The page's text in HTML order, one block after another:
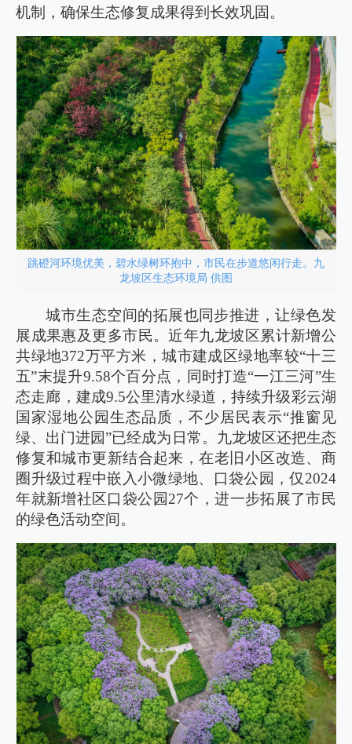
机制，确保生态修复成果得到长效巩固。
跳磴河环境优美，碧水绿树环抱中，市民在步道悠闲行走。九
龙坡区生态环境局 供图
城市生态空间的拓展也同步推进，让绿色发
展成果惠及更多市民。近年九龙坡区累计新增公
共绿地372万平方米，城市建成区绿地率较“十三
五”末提升9.58个百分点，同时打造“一江三河”生
态走廊，建成9.5公里清水绿道，持续升级彩云湖
国家湿地公园生态品质，不少居民表示“推窗见
绿、出门进园”已经成为日常。九龙坡区还把生态
修复和城市更新结合起来，在老旧小区改造、商
圈升级过程中嵌入小微绿地、口袋公园，仅2024
年就新增社区口袋公园27个，进一步拓展了市民
的绿色活动空间。